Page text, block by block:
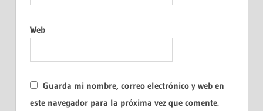
Web
Guarda mi nombre, correo electrónico y web en
este navegador para la próxima vez que comente.